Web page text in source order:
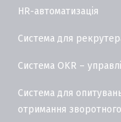
HR-автоматизація
Система для
Система OKR –
Система для
отримання зворотного